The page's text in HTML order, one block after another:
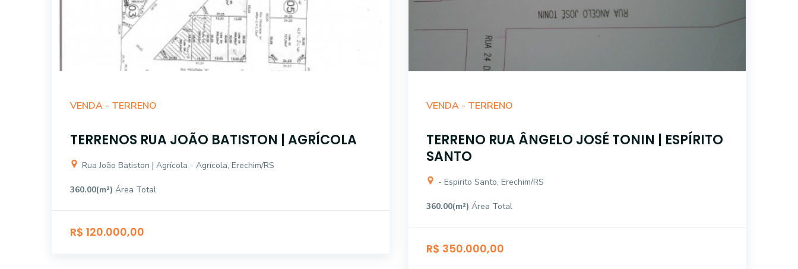
VENDA - TERRENO
TERRENOS RUA JOÃO BATISTON | AGRÍCOLA
Rua João Batiston | Agrícola - Agrícola, Erechim/RS
360.00(m²) Área Total
R$ 120.000,00
VENDA - TERRENO
TERRENO RUA ÂNGELO JOSÉ TONIN | ESPÍRITO
SANTO
- Espirito Santo, Erechim/RS
360.00(m²) Área Total
R$ 350.000,00